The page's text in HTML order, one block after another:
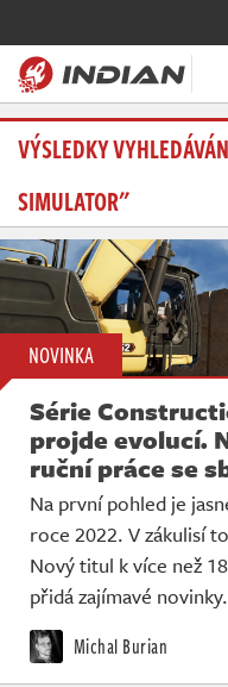
Magazín
Recenze
Videa
Soutěže
Databáze
Komunita
Redakce
Živě
VÝSLEDKY
SIMULATOR"
NOVINKA
Série
projde evolucí.
ruční práce se
Na první pohled je
roce 2022. V zákulisí
Nový titul k více než
přidá zajímavé novinky.
Michal Burian